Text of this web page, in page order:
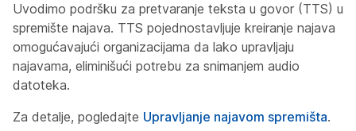
Uvodimo podršku za pretvaranje teksta u govor (TTS) u
spremište najava. TTS pojednostavljuje kreiranje najava
omogućavajući organizacijama da lako upravljaju
najavama, eliminišući potrebu za snimanjem audio
datoteka.
Za detalje, pogledajte Upravljanje najavom spremišta.